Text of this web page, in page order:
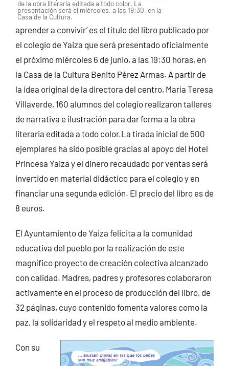
de la obra literaria editada a todo color. La
presentación será el miércoles, a las 19:30, en la
Casa de la Cultura.
aprender a convivir’ es el título del libro publicado por
el colegio de Yaiza que será presentado oficialmente
el próximo miércoles 6 de junio, a las 19:30 horas, en
la Casa de la Cultura Benito Pérez Armas. A partir de
la idea original de la directora del centro, María Teresa
Villaverde, 160 alumnos del colegio realizaron talleres
de narrativa e ilustración para dar forma a la obra
literaria editada a todo color.La tirada inicial de 500
ejemplares ha sido posible gracias al apoyo del Hotel
Princesa Yaiza y el dinero recaudado por ventas será
invertido en material didáctico para el colegio y en
financiar una segunda edición. El precio del libro es de
8 euros.
El Ayuntamiento de Yaiza felicita a la comunidad
educativa del pueblo por la realización de este
magnífico proyecto de creación colectiva alcanzado
con calidad. Madres, padres y profesores colaboraron
activamente en el proceso de producción del libro, de
32 páginas, cuyo contenido fomenta valores como la
paz, la solidaridad y el respeto al medio ambiente.
Con su